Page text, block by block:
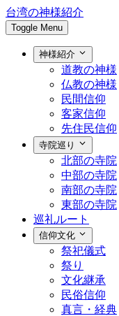
台湾の神様紹介
Toggle Menu
神様紹介
道教の神様
仏教の神様
民間信仰
客家信仰
先住民信仰
寺院巡り
北部の寺院
中部の寺院
南部の寺院
東部の寺院
巡礼ルート
信仰文化
祭祀儀式
祭り
文化継承
民俗信仰
真言・経典